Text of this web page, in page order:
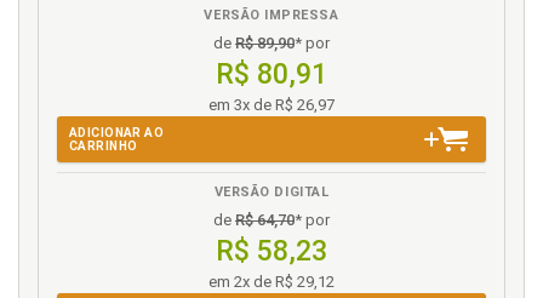
VERSÃO IMPRESSA
de R$ 89,90* por
R$ 80,91
em 3x de R$ 26,97
ADICIONAR AO
CARRINHO
VERSÃO DIGITAL
de R$ 64,70* por
R$ 58,23
em 2x de R$ 29,12